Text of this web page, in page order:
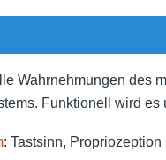
Wahrnehmungen des
Funktionell wird es
: Tastsinn,